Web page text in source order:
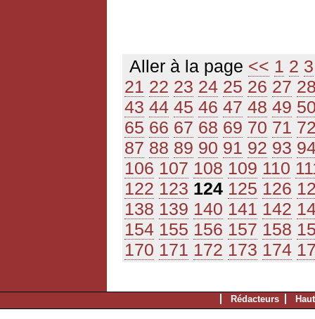
Aller à la page << 1 2 3
21 22 23 24 25 26 27
43 44 45 46 47 48 49
65 66 67 68 69 70 71
87 88 89 90 91 92 93
106 107 108 109 110
122 123 124 125 126
138 139 140 141 142
154 155 156 157 158
170 171 172 173 174
Rédacteurs